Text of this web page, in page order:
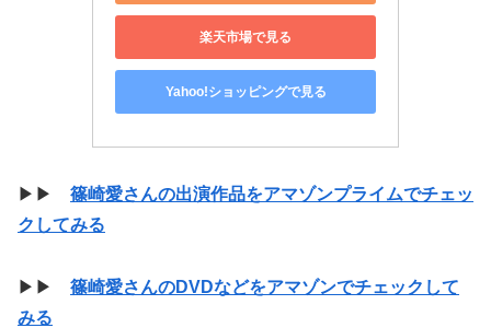
楽天市場で見る
Yahoo!ショッピングで見る
▶▶ 篠崎愛さんの出演作品をアマゾンプライムでチェッ
クしてみる
▶▶ 篠崎愛さんのDVDなどをアマゾンでチェックして
みる